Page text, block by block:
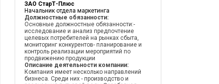
ЗАО СтарТ-Плюс
Начальник отдела маркетинга
Должностные обязанности:
Основные должностные обязанности:-
исследование и анализ предпочтение
целевых потребителей на рынках сбыта,
мониторинг конкурентов- планирование и
контроль реализации мероприятий по
продвижению продукции
Описание деятельности компании:
Компания имеет несколько направлений
бизнеса. Среди них - производство и